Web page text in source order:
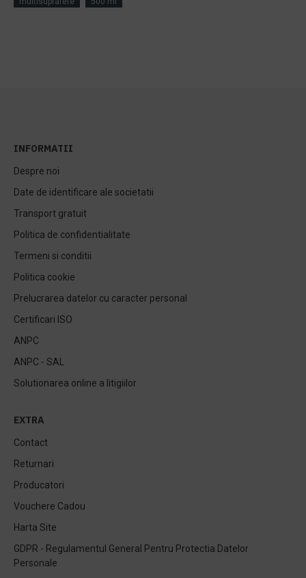
INFORMATII
Despre noi
Date de identificare ale societatii
Transport gratuit
Politica de confidentialitate
Termeni si conditii
Politica cookie
Prelucrarea datelor cu caracter personal
Certificari ISO
ANPC
ANPC - SAL
Solutionarea online a litigiilor
EXTRA
Contact
Returnari
Producatori
Vouchere Cadou
Harta Site
GDPR - Regulamentul General Pentru Protectia Datelor
Personale